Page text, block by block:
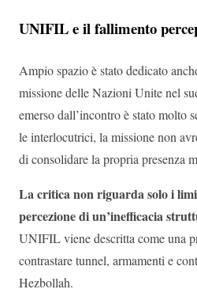
UNIFIL e il fallimento
Ampio spazio è stato dedicato
missione delle Nazioni Unite nel
emerso dall’incontro è stato molto
le interlocutrici, la missione non
di consolidare la propria presenza
La critica non riguarda solo i
percezione di un’inefficacia
UNIFIL viene descritta come una
contrastare tunnel, armamenti e
Hezbollah.